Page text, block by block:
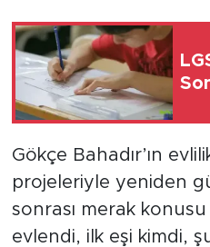
Gökçe Bahadır’ın
projeleriyle yeniden
sonrası merak
evlendi, ilk eşi kimdi,